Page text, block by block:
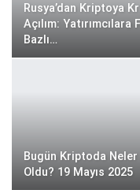
Rusya’dan Kriptoya
Açılım: Yatırımcılara
Bazlı…
Bugün Kriptoda Neler
Oldu? 19 Mayıs 2025